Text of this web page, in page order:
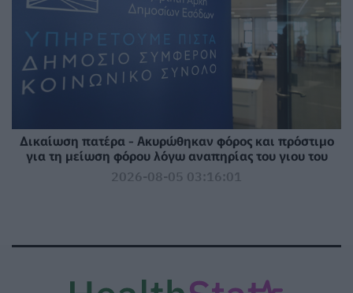
Δικαίωση πατέρα - Ακυρώθηκαν φόρος και πρόστιμο
για τη μείωση φόρου λόγω αναπηρίας του γιου του
2026-08-05 03:16:01